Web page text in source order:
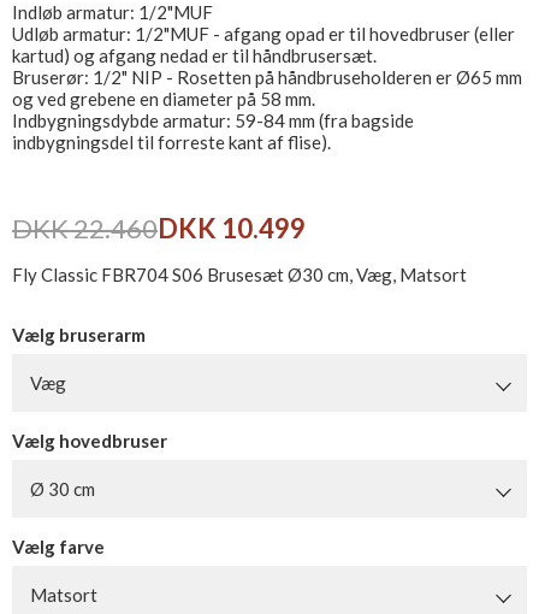
Indløb armatur: 1/2"MUF
Udløb armatur: 1/2"MUF - afgang opad er til hovedbruser (eller
kartud) og afgang nedad er til håndbrusersæt.
Bruserør: 1/2" NIP - Rosetten på håndbruseholderen er Ø65 mm
og ved grebene en diameter på 58 mm.
Indbygningsdybde armatur: 59-84 mm (fra bagside
indbygningsdel til forreste kant af flise).
DKK 22.460DKK 10.499
Fly Classic FBR704 S06 Brusesæt Ø30 cm, Væg, Matsort
Vælg bruserarm
Væg
Vælg hovedbruser
Ø 30 cm
Vælg farve
Matsort